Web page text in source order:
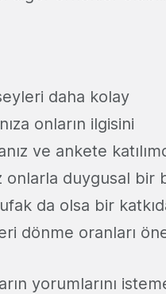
daha kolay
onların ilgisini
ve ankete
onlarla duygusal bir
da olsa bir
dönme oranları
yorumlarını